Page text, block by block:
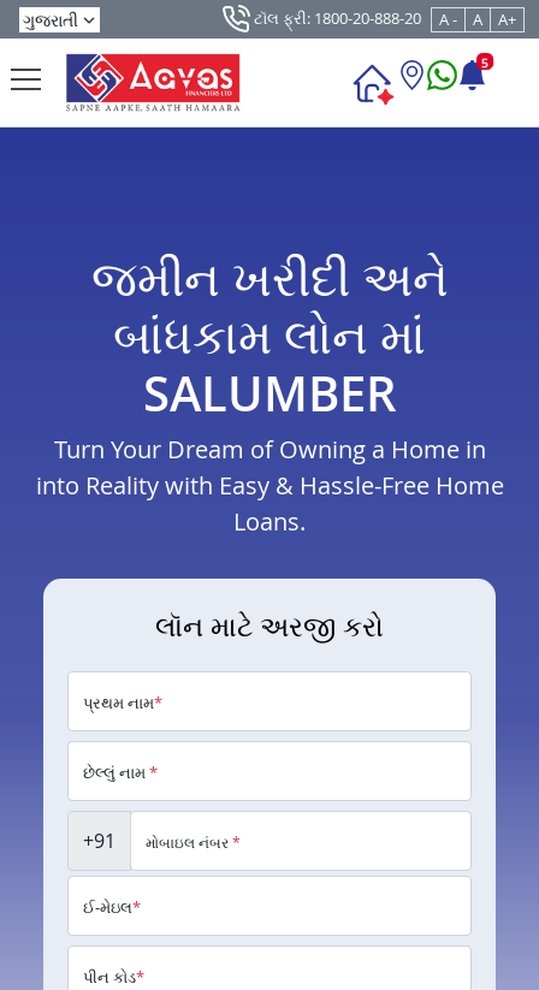
ટૉલ ફ્રી: 1800-20-888-20 A - A A+
5
જમીન ખરીદી અને
બાંધકામ લોન માં
SALUMBER
Turn Your Dream of Owning a Home in
into Reality with Easy & Hassle-Free Home
Loans.
લૉન માટે અરજી કરો
પ્રથમ નામ*
છેલ્લું નામ*
+91 મોબાઇલ નંબર*
ઈ-મેઇલ*
પીન કોડ*